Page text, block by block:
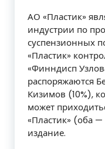
АО «Пластик»
индустрии по
суспензионных
«Пластик»
«Финндисп
распоряжаются
Кизимов (10%),
может
«Пластик» (оба
издание.